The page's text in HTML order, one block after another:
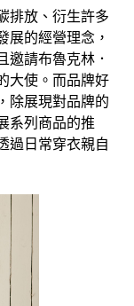
排放、衍生許多
展的經營理念，
邀請布魯克林．
大使。而品牌好
除展現對品牌的
系列商品的推
過日常穿衣親自